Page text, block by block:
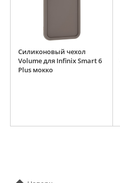
Силиконовый чехол
Volume для Infinix Smart 6
Plus мокко